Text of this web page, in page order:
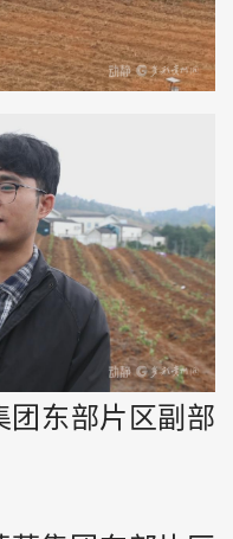
团东部片区副部